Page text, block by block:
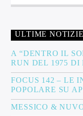
ULTIME NOTIZIE
A “DENTRO IL
RUN DEL 1975 DI
FOCUS 142 – LE
POPOLARE SU
MESSICO &